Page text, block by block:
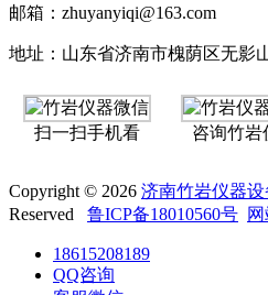
邮箱：zhuyanyiqi@163.com
地址：山东省济南市槐荫区无影
扫一扫手机看 咨询竹岩
Copyright © 2026 济南竹岩仪器设
Reserved 鲁ICP备18010560号
18615208189
QQ咨询